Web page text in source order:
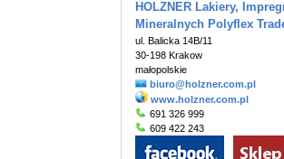
HOLZNER Lakiery,
Mineralnych Polyflex
ul. Balicka 14B/11
30-198 Krakow
małopolskie
biuro@holzner.com.pl
www.holzner.com.pl
691 326 999
609 422 243